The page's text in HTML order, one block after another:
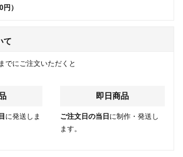
）
て
でにご注文いただくと
に発送しま
即日商品
ご注文日の当日 に制作・発送し
ます。